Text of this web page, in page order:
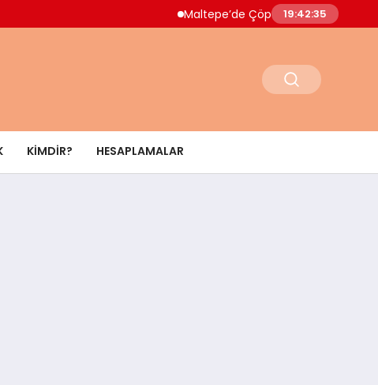
Maltepe’de Çöp Ev Temizlendi Halk Sağlığı
19:42:36
KIMDIR? HESAPLAMALAR